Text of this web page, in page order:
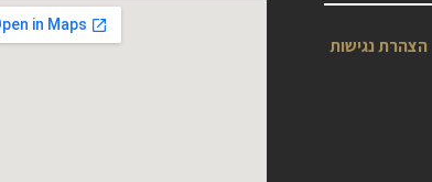
הצהרת נגישות